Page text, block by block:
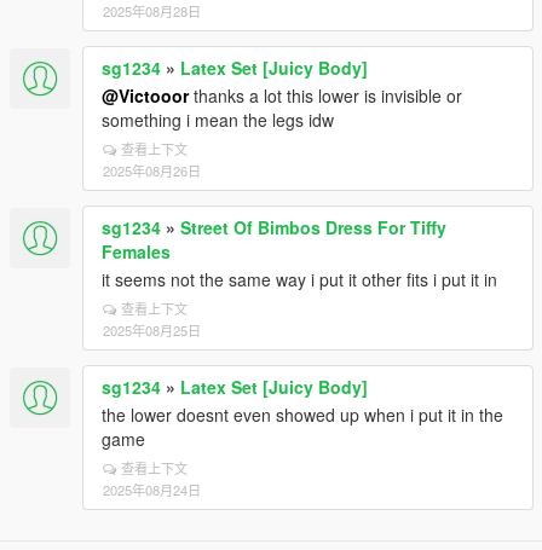
2025年08月28日
sg1234 » Latex Set [Juicy Body]
@Victooorthanks a lot this lower is invisible or
something i mean the legs idw
查看上下文
2025年08月26日
sg1234 » Street Of Bimbos Dress For Tiffy
Females
it seems not the same way i put it other fits i put it in
查看上下文
2025年08月25日
sg1234 » Latex Set [Juicy Body]
the lower doesnt even showed up when i put it in the
game
查看上下文
2025年08月24日